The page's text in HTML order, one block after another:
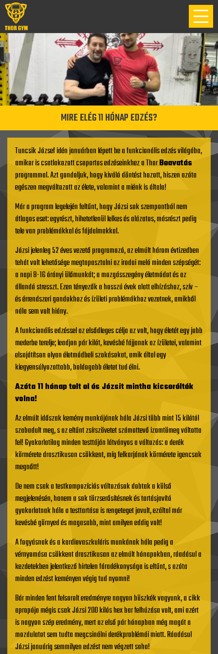
MIRE ELÉG 11 HÓNAP EDZÉS?
Tuncsik József idén januárban lépett be a funkcionális edzés világába,
amikor is csatlakozott csoportos edzéseinkhez a ThorBeavatás
programmal. Azt gondoljuk, hogy kiváló döntést hozott, hiszen azóta
egészen megváltozott az élete, valamint a miénk is általa!
Már a program legelején feltűnt, hogy Józsi sok szempontból nem
átlagos eset: egyrészt, hihetetlenül lelkes és alázatos, másrészt pedig
tele van problémákkal és fájdalmakkal.
Józsi jelenleg 52 éves vezető programozó, az elmúlt három évtizedben
tehát volt lehetősége megtapasztalni az irodai meló minden szépségét:
a napi 8-16 órányi ülőmunkát; a mozgásszegény életmódot és az
állandó stresszt. Ezen tényezők a hosszú évek alatt elhízáshoz, szív –
és érrendszeri gondokhoz és ízületi problémákhoz vezetnek, amikből
nála sem volt hiány.
A funkcionális edzéssel az elsődleges célja az volt, hogy életét egy jobb
mederbe terelje; leadjon pár kilót, kevésbé fájjanak az ízületei, valamint
elsajátítson olyan életmódbeli szokásokat, amik által egy
kiegyensúlyozottabb, boldogabb életet tud élni.
Azóta 11 hónap telt el és Józsit mintha kicserélték
volna!
Az elmúlt időszak kemény munkájának hála Józsi több mint 15 kilótól
szabadult meg, s az eltűnt zsírszövetet számottevő izomtömeg váltotta
fel! Gyakorlatilag minden testtáján látványos a változás: a derék
körmérete drasztikusan csökkent, míg felkarjának körmérete igencsak
megnőtt!
De nem csak a testkompozíciós változások dobtak a külső
megjelenésén, hanem a sok törzserősítésnek és tartásjavító
gyakorlatnak hála a testtartása is rengeteget javult, ezáltal már
kevésbé görnyed és magasabb, mint amilyen eddig volt!
A fogyásnak és a kardiovaszkuláris munkának hála pedig a
vérnyomása csökkent drasztikusan az elmúlt hónapokban, ráadásul a
kezdetekben jelentkező hirtelen fáradékonysága is eltűnt, s azóta
minden edzést keményen végig tud nyomni!
Bár minden fent felsorolt eredményre nagyon büszkék vagyunk, a cikk
apropója mégis csak Józsi 200 kilós hex bar felhúzása volt, ami azért
is nagyon szép eredmény, mert az első pár hónapban még magát a
mozdulatot sem tudta megcsinálni derékproblémái miatt. Ráadásul
Józsi januárig semmilyen edzést nem végzett soha!